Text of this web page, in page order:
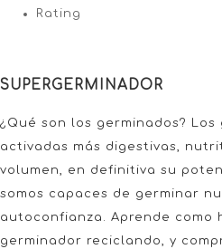
Rating
SUPERGERMINADOR
¿Qué son los germinados?
activadas más digestivas,
volumen, en definitiva su
somos capaces de germinar
autoconfianza. Aprende como
germinador reciclando, y